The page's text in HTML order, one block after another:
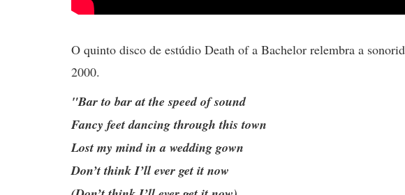
O quinto disco de estúdio Death of a Bachelor relembra a
2000.
"Bar to bar at the speed of sound
Fancy feet dancing through this town
Lost my mind in a wedding gown
Don’t think I’ll ever get it now